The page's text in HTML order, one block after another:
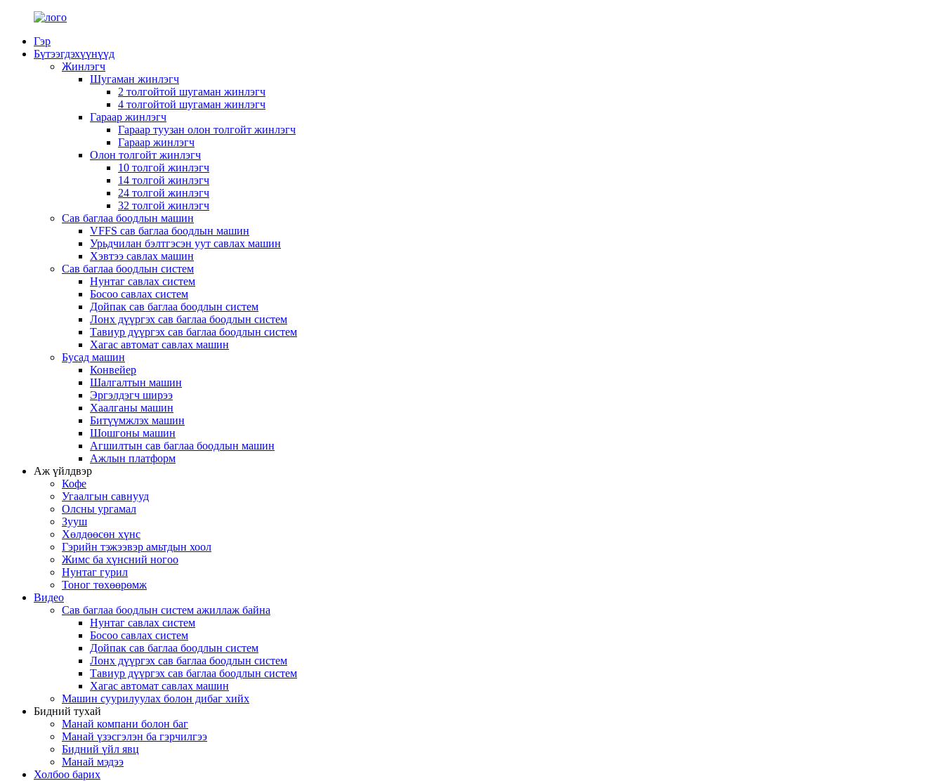
Гэр
Бүтээгдэхүүнүүд
Жинлэгч
Шугаман жинлэгч
2 толгойтой шугаман жинлэгч
4 толгойтой шугаман жинлэгч
Гараар жинлэгч
Гараар туузан олон толгойт жинлэгч
Гараар жинлэгч
Олон толгойт жинлэгч
10 толгой жинлэгч
14 толгой жинлэгч
24 толгой жинлэгч
32 толгой жинлэгч
Сав баглаа боодлын машин
VFFS сав баглаа боодлын машин
Урьдчилан бэлтгэсэн уут савлах машин
Хэвтээ савлах машин
Сав баглаа боодлын систем
Нунтаг савлах систем
Босоо савлах систем
Дойпак сав баглаа боодлын систем
Лонх дүүргэх сав баглаа боодлын систем
Тавиур дүүргэх сав баглаа боодлын систем
Хагас автомат савлах машин
Бусад машин
Конвейер
Шалгалтын машин
Эргэлдэгч ширээ
Хаалганы машин
Битүүмжлэх машин
Шошгоны машин
Агшилтын сав баглаа боодлын машин
Ажлын платформ
Аж үйлдвэр
Кофе
Угаалгын савнууд
Олсны ургамал
Зууш
Хөлдөөсөн хүнс
Гэрийн тэжээвэр амьтдын хоол
Жимс ба хүнсний ногоо
Нунтаг гурил
Тоног төхөөрөмж
Видео
Сав баглаа боодлын систем ажиллаж байна
Нунтаг савлах систем
Босоо савлах систем
Дойпак сав баглаа боодлын систем
Лонх дүүргэх сав баглаа боодлын систем
Тавиур дүүргэх сав баглаа боодлын систем
Хагас автомат савлах машин
Машин суурилуулах болон дибаг хийх
Бидний тухай
Манай компани болон баг
Манай үзэсгэлэн ба гэрчилгээ
Бидний үйл явц
Манай мэдээ
Холбоо барих